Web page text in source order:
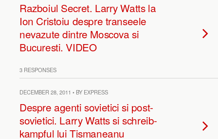
Razboiul Secret. Larry Watts la
Ion Cristoiu despre transeele
nevazute dintre Moscova si
Bucuresti. VIDEO
3 RESPONSES
DECEMBER 28, 2011 • BY EXPRESS
Despre agenti sovietici si post-
sovietici. Larry Watts si schreib-
kampful lui Tismaneanu